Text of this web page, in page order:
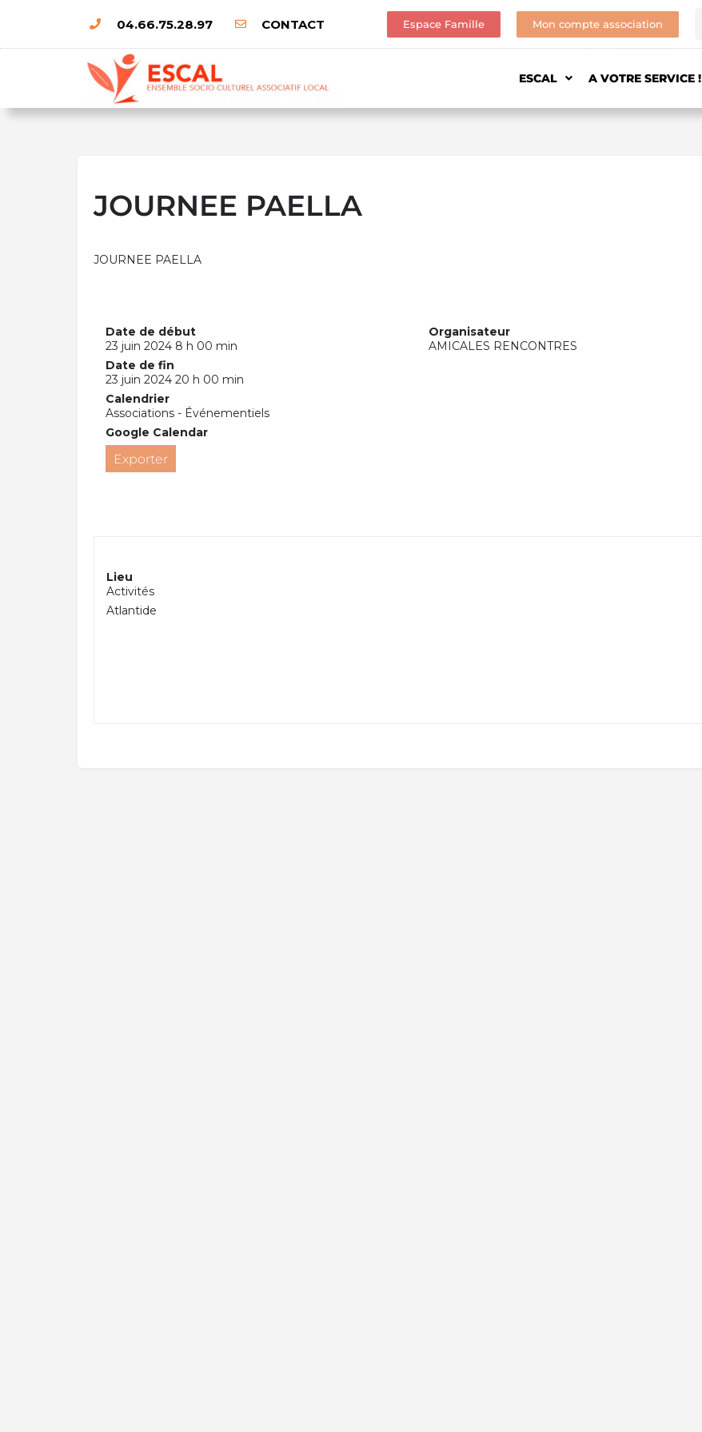
04.66.75.28.97 CONTACT Espace Famille Mon compte association
ESCAL A VOTRE SERVICE !
JOURNEE PAELLA
JOURNEE PAELLA
Date de début
23 juin 2024 8 h 00 min
Date de fin
23 juin 2024 20 h 00 min
Calendrier
Associations - Événementiels
Google Calendar
Exporter
Organisateur
AMICALES RENCONTRES
Lieu
Activités
Atlantide